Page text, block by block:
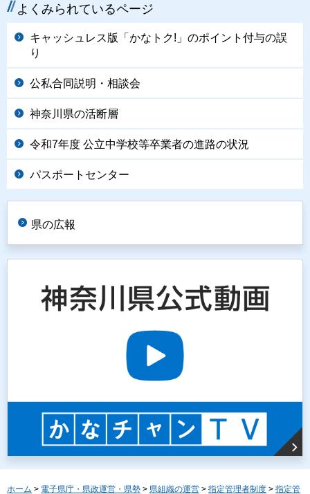
よくみられているページ
キャッシュレス版「かなトク!」のポイント付与の誤
り
公私合同説明・相談会
神奈川県の活断層
令和7年度 公立中学校等卒業者の進路の状況
パスポートセンター
県の広報
ホーム > 電子県庁・県政運営・県勢 > 県組織の運営 > 指定管理者制度 > 指定管